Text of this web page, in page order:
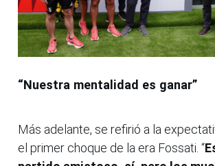
“Nuestra mentalidad es ganar”
Más adelante, se refirió a la
el primer choque de la era Fossati. “